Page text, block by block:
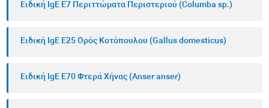
Ειδική IgE E7 Περιττώματα Περιστεριού (Columba sp.)
Ειδική IgE E25 Ορός Κοτόπουλου (Gallus domesticus)
Ειδική IgE E70 Φτερά Χήνας (Anser anser)